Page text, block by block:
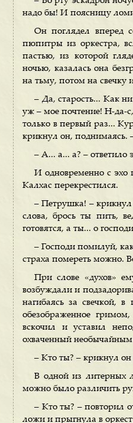
надо бы! И поясницу
Он поглядел вперед
пюпитры из оркестра,
пастью, из которой
ночью, казалась она
на тьму, потом на свечку
– Да, старость... Как
уж – мое почтение! Н-да-
только в первый раз...
крикнул он, поднимаясь.
– А... а... а? – ответило
И одновременно с эхо
Калхас перекрестился.
– Петрушка! – крикнул
слова, брось ты пить,
готовятся, а ты... о
– Господи помилуй,
страха помереть можно.
При слове «духов»
возбуждали и
нагибаясь за свечкой,
обезображенное
вскочил и уставил
охваченный необычайным
– Кто ты? – крикнул
В одной из литерных
можно было различить
– Кто ты? – повторил
ложи и прыгнула в